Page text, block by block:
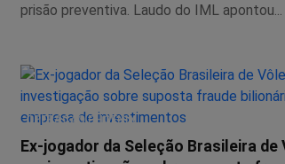
prisão preventiva. Laudo do IML apontou...
OPERAÇÃO PHOENIX
Ex-jogador da Seleção Brasileira de